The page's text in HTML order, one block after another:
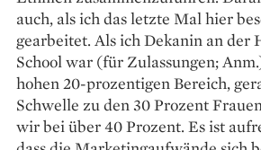
auch, als ich das letzte Mal hier
gearbeitet. Als ich Dekanin an der
School war (für Zulassungen;
hohen 20-prozentigen Bereich,
Schwelle zu den 30 Prozent
wir bei über 40 Prozent. Es ist